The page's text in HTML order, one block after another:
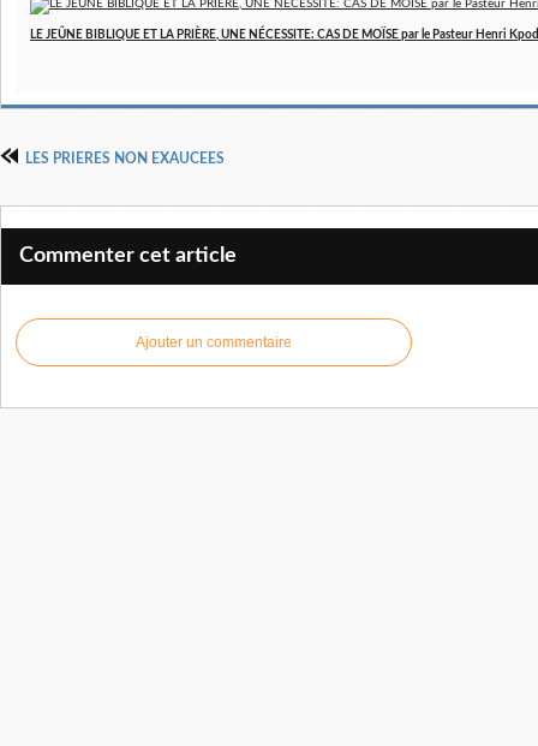
LE JEÛNE BIBLIQUE ET LA PRIÈRE, UNE NÉCESSITE: CAS DE MOÏSE par le Pasteur Henri
LES PRIERES NON EXAUCEES
Commenter cet article
Ajouter un commentaire